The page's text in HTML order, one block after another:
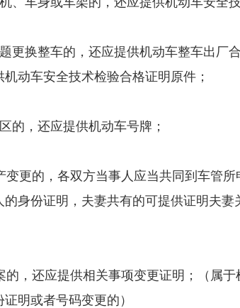
换整车的，还应提供机动车整车出厂
动车安全技术检验合格证明原件；
，还应提供机动车号牌；
的，各双方当事人应当共同到车管所
身份证明，夫妻共有的可提供证明夫
还应提供相关事项变更证明；（属于
明或者号码变更的）